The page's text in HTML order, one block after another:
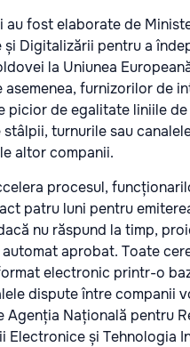
au fost elaborate de
și Digitalizării pentru a
la Uniunea
asemenea, furnizorilor de
picior de egalitate liniile
stâlpii, turnurile sau
altor companii.
procesul,
patru luni pentru
nu răspund la timp,
aprobat. Toate
electronic printr-o
dispute între companii
Agenția Națională pentru
Electronice și Tehnologia